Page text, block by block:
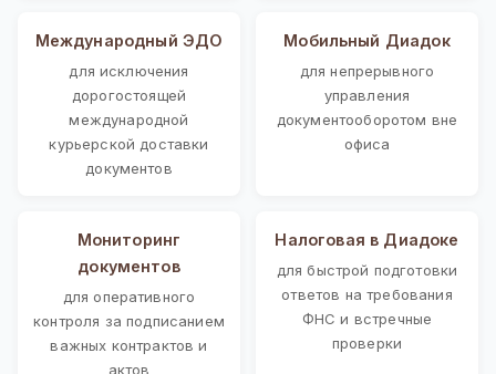
Международный ЭДО
для исключения
дорогостоящей
международной
курьерской доставки
документов
Мобильный Диадок
для непрерывного
управления
документооборотом вне
офиса
Мониторинг
документов
для оперативного
контроля за подписанием
важных контрактов и
актов
Налоговая в Диадоке
для быстрой подготовки
ответов на требования
ФНС и встречные
проверки